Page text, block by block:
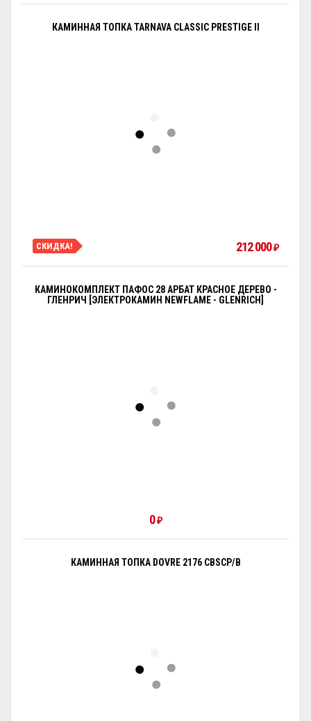
КАМИННАЯ ТОПКА TARNAVA CLASSIC PRESTIGE II
СКИДКА! 212 000₽
КАМИНОКОМПЛЕКТ ПАФОС 28 АРБАТ КРАСНОЕ ДЕРЕВО -
ГЛЕНРИЧ [ЭЛЕКТРОКАМИН NEWFLAME - GLENRICH]
0₽
КАМИННАЯ ТОПКА DOVRE 2176 CBSCP/B